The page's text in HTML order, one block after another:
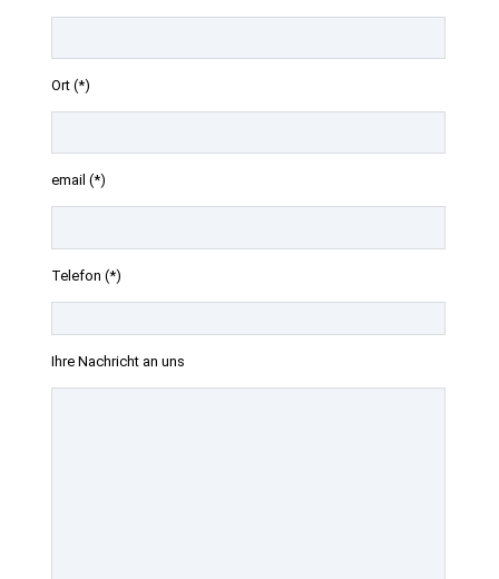
Ort (*)
email (*)
Telefon (*)
Ihre Nachricht an uns